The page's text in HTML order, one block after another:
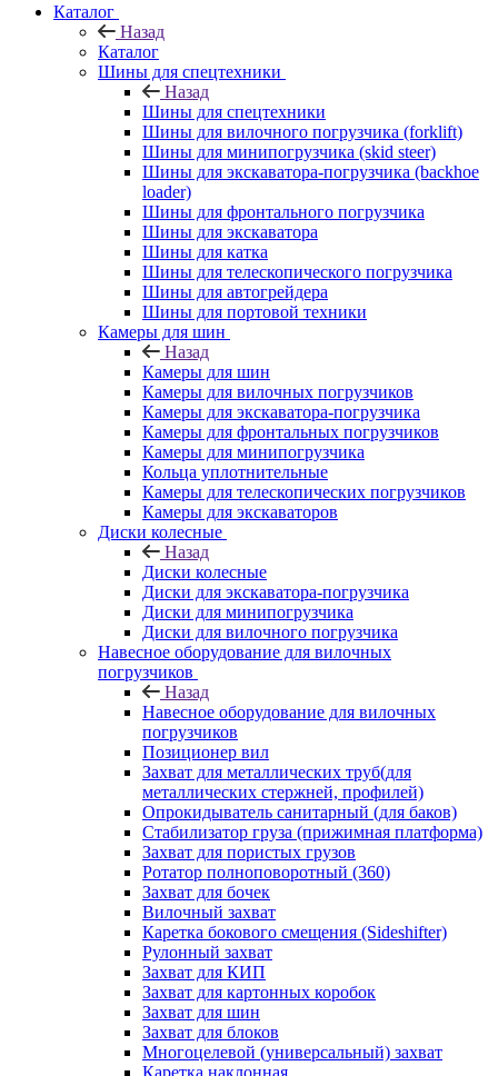
Каталог
Назад
Каталог
Шины для спецтехники
Назад
Шины для спецтехники
Шины для вилочного погрузчика (forklift)
Шины для минипогрузчика (skid steer)
Шины для экскаватора-погрузчика (backhoe
loader)
Шины для фронтального погрузчика
Шины для экскаватора
Шины для катка
Шины для телескопического погрузчика
Шины для автогрейдера
Шины для портовой техники
Камеры для шин
Назад
Камеры для шин
Камеры для вилочных погрузчиков
Камеры для экскаватора-погрузчика
Камеры для фронтальных погрузчиков
Камеры для минипогрузчика
Кольца уплотнительные
Камеры для телескопических погрузчиков
Камеры для экскаваторов
Диски колесные
Назад
Диски колесные
Диски для экскаватора-погрузчика
Диски для минипогрузчика
Диски для вилочного погрузчика
Навесное оборудование для вилочных
погрузчиков
Назад
Навесное оборудование для вилочных
погрузчиков
Позиционер вил
Захват для металлических труб(для
металлических стержней, профилей)
Опрокидыватель санитарный (для баков)
Стабилизатор груза (прижимная платформа)
Захват для пористых грузов
Ротатор полноповоротный (360)
Захват для бочек
Вилочный захват
Каретка бокового смещения (Sideshifter)
Рулонный захват
Захват для КИП
Захват для картонных коробок
Захват для шин
Захват для блоков
Многоцелевой (универсальный) захват
Каретка наклонная